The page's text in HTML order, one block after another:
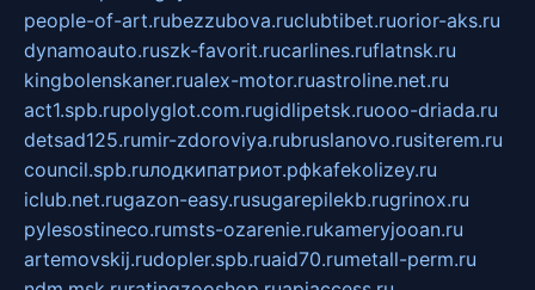
people-of-art.rubezzubova.ruclubtibet.ruorior-aks.ru
dynamoauto.ruszk-favorit.rucarlines.ruflatnsk.ru
kingbolenskaner.rualex-motor.ruastroline.net.ru
act1.spb.rupolyglot.com.rugidlipetsk.ruooo-driada.ru
detsad125.rumir-zdoroviya.rubruslanovo.rusiterem.ru
council.spb.ruлодкипатриот.рфkafekolizey.ru
iclub.net.rugazon-easy.rusugarepilekb.rugrinox.ru
pylesostineco.rumsts-ozarenie.rukameryjooan.ru
artemovskij.rudopler.spb.ruaid70.rumetall-perm.ru